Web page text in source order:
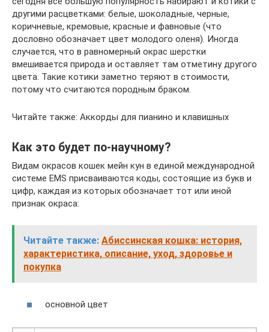
другими расцветками: белые, шоколадные, черные,
коричневые, кремовые, красные и фавновые (что
дословно обозначает цвет молодого оленя). Иногда
случается, что в равномерный окрас шерстки
вмешивается природа и оставляет там отметину другого
цвета. Такие котики заметно теряют в стоимости,
потому что считаются породным браком.
Читайте также: Аккорды для пианино и клавишных
Как это будет по-научному?
Видам окрасов кошек мейн кун в единой международной
системе EMS присваиваются коды, состоящие из букв и
цифр, каждая из которых обозначает тот или иной
признак окраса:
Читайте также: Абиссинская кошка: история,
характеристика, описание, уход, здоровье и
покупка
основной цвет